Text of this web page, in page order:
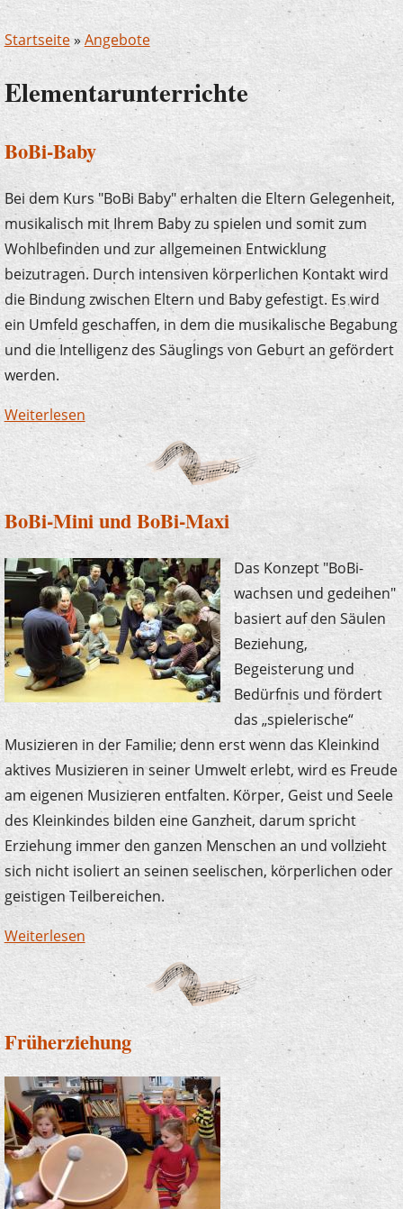
Startseite»Angebote
Elementarunterrichte
BoBi-Baby
Bei dem Kurs "BoBi Baby" erhalten die Eltern Gelegenheit,
musikalisch mit Ihrem Baby zu spielen und somit zum
Wohlbefinden und zur allgemeinen Entwicklung
beizutragen. Durch intensiven körperlichen Kontakt wird
die Bindung zwischen Eltern und Baby gefestigt. Es wird
ein Umfeld geschaffen, in dem die musikalische Begabung
und die Intelligenz des Säuglings von Geburt an gefördert
werden.
Weiterlesenüber BoBi-Baby
BoBi-Mini und BoBi-Maxi
Das Konzept "BoBi-
wachsen und gedeihen"
basiert auf den Säulen
Beziehung,
Begeisterung und
Bedürfnis und fördert
das „spielerische“
Musizieren in der Familie; denn erst wenn das Kleinkind
aktives Musizieren in seiner Umwelt erlebt, wird es Freude
am eigenen Musizieren entfalten. Körper, Geist und Seele
des Kleinkindes bilden eine Ganzheit, darum spricht
Erziehung immer den ganzen Menschen an und vollzieht
sich nicht isoliert an seinen seelischen, körperlichen oder
geistigen Teilbereichen.
Weiterlesen über BoBi-Mini und BoBi-Maxi
Früherziehung